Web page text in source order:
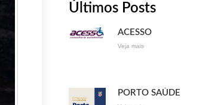
Últimos Posts
ACESSO
Veja mais
PORTO SAÚDE